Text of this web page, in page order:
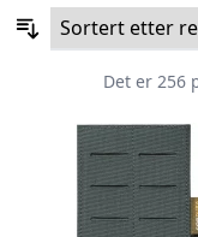
Det er 256